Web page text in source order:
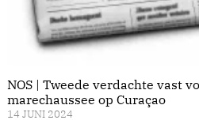
NOS | Tweede verdachte vast
marechaussee op Curaçao
14 JUNI 2024